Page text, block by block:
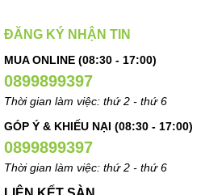
ĐĂNG KÝ NHẬN TIN
MUA ONLINE (08:30 - 17:00)
0899899397
Thời gian làm việc: thứ 2 - thứ 6
GÓP Ý & KHIẾU NẠI (08:30 - 17:00)
0899899397
Thời gian làm việc: thứ 2 - thứ 6